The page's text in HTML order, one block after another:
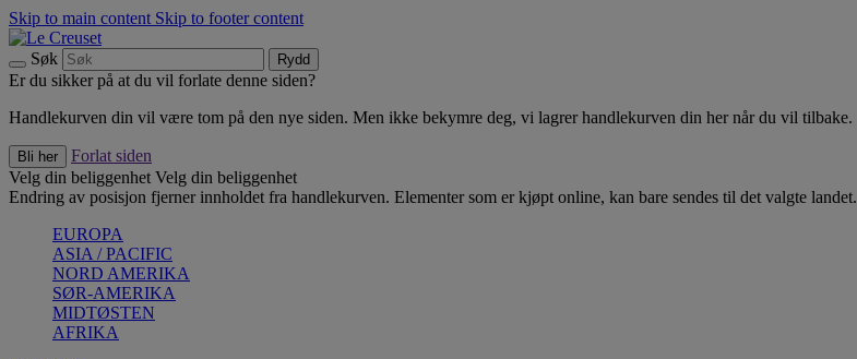
Skip to main content Skip to footer content
Søk Rydd
Er du sikker på at du vil forlate denne siden?
Handlekurven din vil være tom på den nye siden. Men ikke bekymre deg, vi lagrer handlekurven din her når du vil tilbake.
Bli her
Forlat siden
Velg din beliggenhet Velg din beliggenhet
Endring av posisjon fjerner innholdet fra handlekurven. Elementer som er kjøpt online, kan bare sendes til det valgte landet.
EUROPA
ASIA / PACIFIC
NORD AMERIKA
SØR-AMERIKA
MIDTØSTEN
AFRIKA